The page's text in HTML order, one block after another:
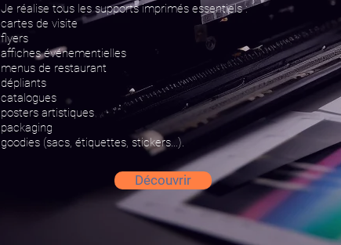
Je réalise tous les supports imprimés essentiels :
cartes de visite
flyers
affiches événementielles
menus de restaurant
dépliants
catalogues
posters artistiques
packaging
goodies (sacs, étiquettes, stickers…).
Découvrir